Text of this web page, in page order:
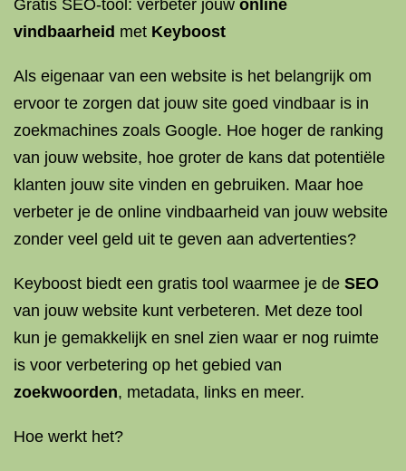
Gratis SEO-tool: verbeter jouw online
vindbaarheid met Keyboost
Als eigenaar van een website is het belangrijk om
ervoor te zorgen dat jouw site goed vindbaar is in
zoekmachines zoals Google. Hoe hoger de ranking
van jouw website, hoe groter de kans dat potentiële
klanten jouw site vinden en gebruiken. Maar hoe
verbeter je de online vindbaarheid van jouw website
zonder veel geld uit te geven aan advertenties?
Keyboost biedt een gratis tool waarmee je de SEO
van jouw website kunt verbeteren. Met deze tool
kun je gemakkelijk en snel zien waar er nog ruimte
is voor verbetering op het gebied van
zoekwoorden, metadata, links en meer.
Hoe werkt het?